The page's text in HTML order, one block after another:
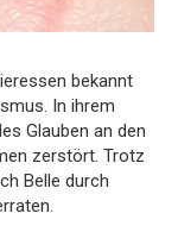
bekannt
In ihrem
Glauben an den
zerstört. Trotz
Belle durch